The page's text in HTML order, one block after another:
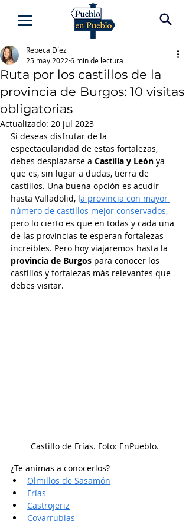
Ruta por los castillos de la
provincia de Burgos: 10 visitas
obligatorias
Rebeca Díez
25 may 2022 6 min de lectura
Actualizado: 20 jul 2023
Si deseas disfrutar de la
espectacularidad de estas fortalezas,
debes desplazarse a Castilla y León ya
que es, sin lugar a dudas, tierra de
castillos. Una buena opción es acudir
hasta Valladolid, la provincia con mayor
número de castillos mejor conservados,
pero lo cierto es que en todas y cada una
de las provincias te esperan fortalezas
increíbles. Pero hoy viajaremos hasta la
provincia de Burgos para conocer los
castillos y fortalezas más relevantes que
debes visitar.
Castillo de Frías. Foto: EnPueblo.
¿Te animas a conocerlos?
Olmillos de Sasamón
Frías
Castrojeriz
Covarrubias